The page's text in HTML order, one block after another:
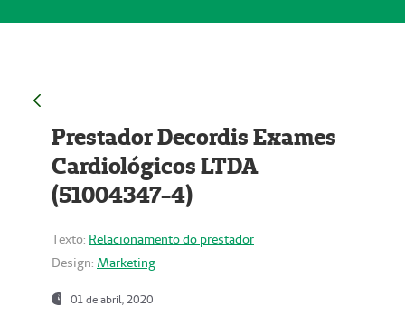
Prestador Decordis Exames
Cardiológicos LTDA
(51004347-4)
Texto: Relacionamento do prestador
Design: Marketing
01 de abril, 2020